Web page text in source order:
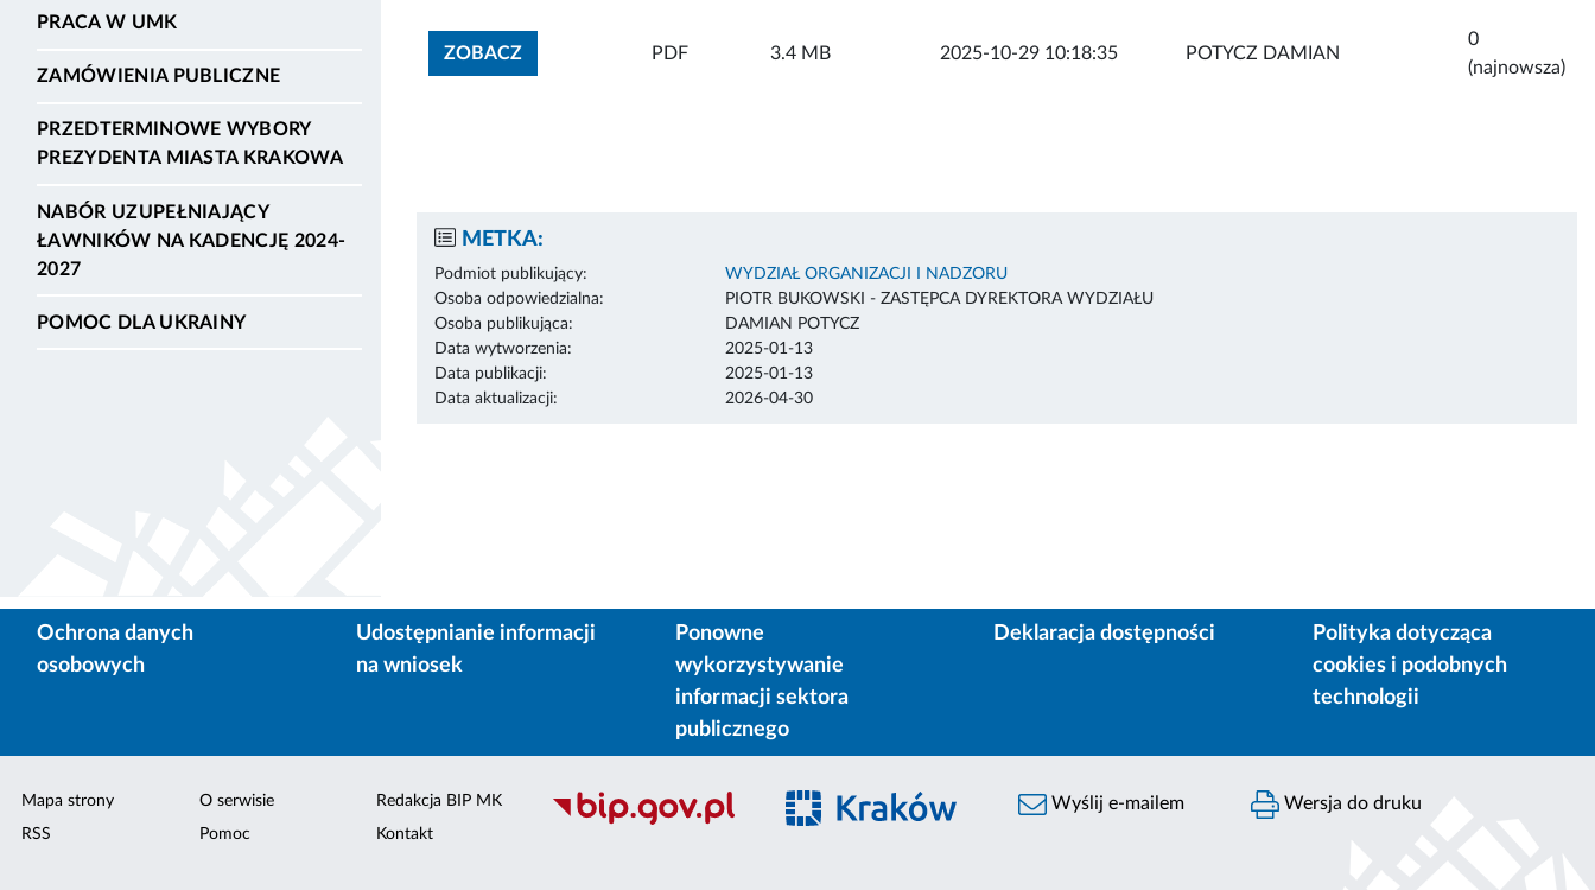
PRACA W UMK
ZAMÓWIENIA PUBLICZNE
PRZEDTERMINOWE WYBORY
PREZYDENTA MIASTA KRAKOWA
NABÓR UZUPEŁNIAJĄCY
ŁAWNIKÓW NA KADENCJĘ 2024-
2027
POMOC DLA UKRAINY
ZOBACZZOBACZ ZAŁĄCZNIK
PDF 3.4 MB 2025-10-29 10:18:35 POTYCZ DAMIAN
0
(najnowsza)
METKA:
Podmiot publikujący:
WYDZIAŁ ORGANIZACJI I NADZORU
Osoba odpowiedzialna:
PIOTR BUKOWSKI - ZASTĘPCA DYREKTORA WYDZIAŁU
Osoba publikująca:
DAMIAN POTYCZ
Data wytworzenia:
2025-01-13
Data publikacji:
2025-01-13
Data aktualizacji:
2026-04-30
Ochrona danych
osobowych
Udostępnianie informacji
na wniosek
Ponowne
wykorzystywanie
informacji sektora
publicznego
Deklaracja dostępności
Polityka dotycząca
cookies i podobnych
technologii
Mapa strony
RSS
O serwisie
Pomoc
Redakcja BIP MK
Kontakt
Wyślij e-mailem Wersja do druku